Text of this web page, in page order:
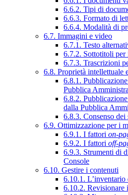
6.6.2. Tipi di
6.6.3. Formato di
6.6.4. Modalità di
6.7. Immagini e video
6.7.1. Testo
6.7.2. Sottotitoli per
6.7.3. Trascrizioni
6.8. Proprietà intellettuale
6.8.1.
Pubblica
6.8.2.
dalla Pubblica
6.8.3. Consenso
6.9. Ottimizzazione per i
6.9.1. I fattori on-
6.9.2. I fattori off-
6.9.3. Strumenti di
Console
6.10. Gestire i contenuti
6.10.1. L’inventario
6.10.2. Revisionare